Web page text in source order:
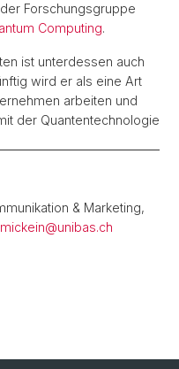
Forschungsgruppe
Computing.
ist unterdessen auch
wird er als eine Art
arbeiten und
der Quantentechnologie
& Marketing,
unibas.ch